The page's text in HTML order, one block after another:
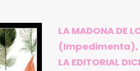
LA MADONA DE
(Impedimenta),
LA EDITORIAL